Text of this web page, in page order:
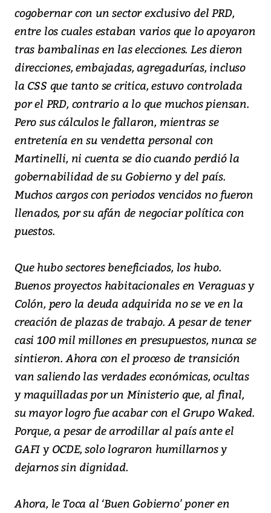
cogobernar con un sector exclusivo del PRD,
entre los cuales estaban varios que lo apoyaron
tras bambalinas en las elecciones. Les dieron
direcciones, embajadas, agregadurías, incluso
la CSS que tanto se critica, estuvo controlada
por el PRD, contrario a lo que muchos piensan.
Pero sus cálculos le fallaron, mientras se
entretenía en su vendetta personal con
Martinelli, ni cuenta se dio cuando perdió la
gobernabilidad de su Gobierno y del país.
Muchos cargos con periodos vencidos no fueron
llenados, por su afán de negociar política con
puestos.
Que hubo sectores beneficiados, los hubo.
Buenos proyectos habitacionales en Veraguas y
Colón, pero la deuda adquirida no se ve en la
creación de plazas de trabajo. A pesar de tener
casi 100 mil millones en presupuestos, nunca se
sintieron. Ahora con el proceso de transición
van saliendo las verdades económicas, ocultas
y maquilladas por un Ministerio que, al final,
su mayor logro fue acabar con el Grupo Waked.
Porque, a pesar de arrodillar al país ante el
GAFI y OCDE, solo lograron humillarnos y
dejarnos sin dignidad.
Ahora, le Toca al ‘Buen Gobierno' poner en